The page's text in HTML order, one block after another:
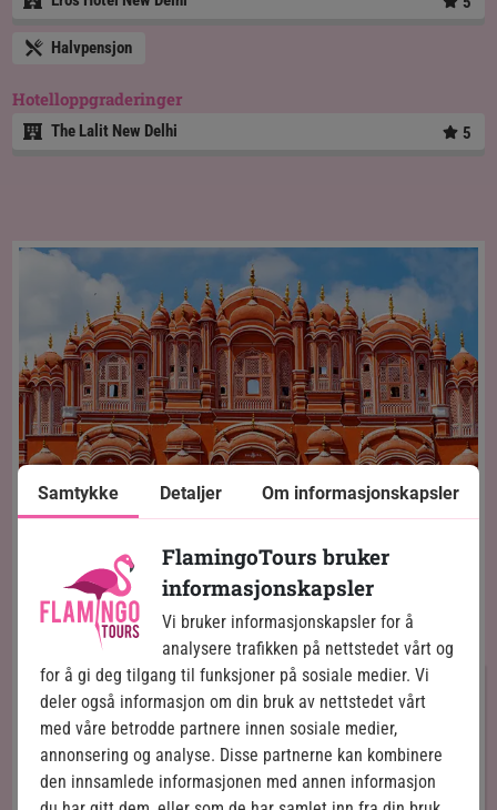
Halvpensjon
Hotelloppgraderinger
The Lalit New Delhi 5
Dag 4:Jaipur – den rosa byen
Etter frokost sjekker du ut av hotellet og kjører
mot Jaipur – en tur på ca. 5 timer. Nyt utsikten til det
"ekte" India på veien eller ta en liten lur, så du er frisk og
klar til enda flere opplevelser, når du kommer frem.
Jaipur er kjent som den rosa byen i Rajasthan og her
Samtykke Detaljer Om informasjonskapsler
FlamingoTours bruker
informasjonskapsler
Vi bruker informasjonskapsler for å
analysere trafikken på nettstedet vårt og
for å gi deg tilgang til funksjoner på sosiale medier. Vi
deler også informasjon om din bruk av nettstedet vårt
med våre betrodde partnere innen sosiale medier,
annonsering og analyse. Disse partnerne kan kombinere
den innsamlede informasjonen med annen informasjon